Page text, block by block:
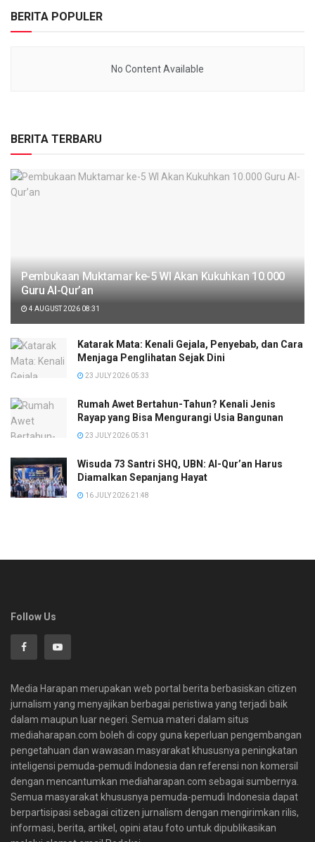
BERITA POPULER
No Content Available
BERITA TERBARU
Pembukaan Muktamar ke-5 WI Akan Kukuhkan 10.000
Guru Al-Qur’an
4 AUGUST 2026 08:31
Katarak Mata: Kenali Gejala, Penyebab, dan Cara
Menjaga Penglihatan Sejak Dini
23 JULY 2026 05:33
Rumah Awet Bertahun-Tahun? Kenali Jenis
Rayap yang Bisa Mengurangi Usia Bangunan
23 JULY 2026 05:31
Wisuda 73 Santri SHQ, UBN: Al-Qur’an Harus
Diamalkan Sepanjang Hayat
16 JULY 2026 21:48
Follow Us
Media Harapan merupakan web portal berita berbasiskan citizen
jurnalism yang menyajikan berbagai peristiwa yang terjadi baik
dalam maupun luar negeri. Semua materi dalam situs
mediaharapan.com boleh di copy guna keperluan pengembangan
pengetahuan dan wawasan masyarakat khususnya peningkatan
inteligensi pemuda-pemudi Indonesia dan referensi non komersil
dengan mencantumkan mediaharapan.com sebagai sumbernya.
Semua masyarakat khususnya pemuda-pemudi Indonesia dapat
berpartisipasi sebagai citizen jurnalism dengan mengirimkan rilis,
informasi, berita, artikel, opini atau foto untuk dipublikasikan